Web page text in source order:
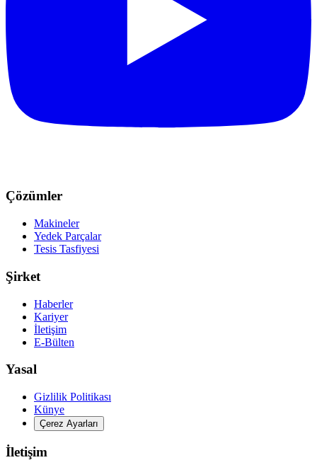
Çözümler
Makineler
Yedek Parçalar
Tesis Tasfiyesi
Şirket
Haberler
Kariyer
İletişim
E-Bülten
Yasal
Gizlilik Politikası
Künye
Çerez Ayarları
İletişim